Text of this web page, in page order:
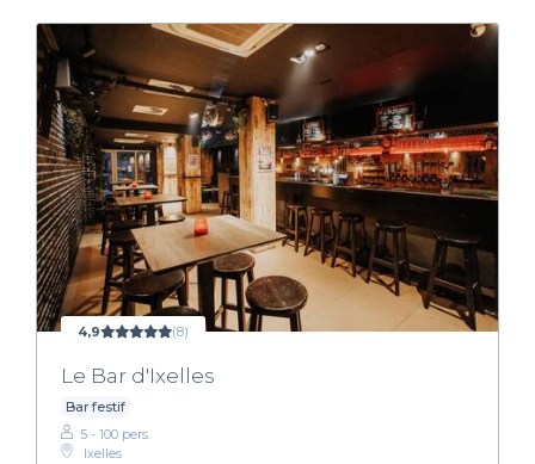
4,9 (8)
Le Bar d'Ixelles
Bar festif
5 - 100 pers.
Ixelles